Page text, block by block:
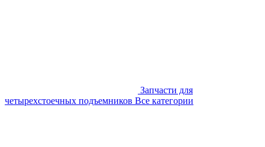
Запчасти для
четырехстоечных подъемников Все категории